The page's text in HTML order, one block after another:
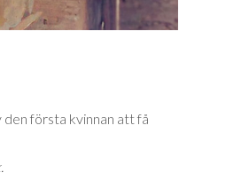
första kvinnan att få